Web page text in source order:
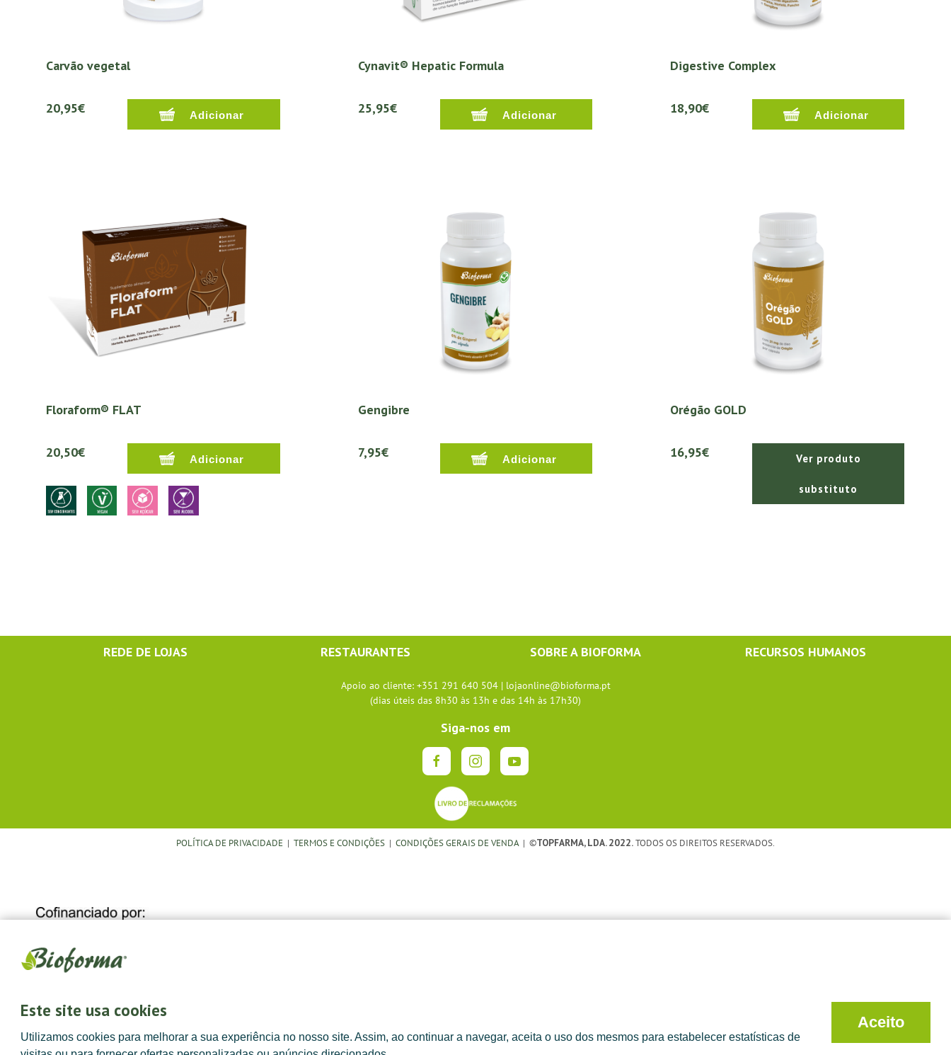
Este site usa cookies
Utilizamos cookies para melhorar a sua experiência no nosso site. Assim, ao continuar a navegar, aceita o uso dos mesmos para estabelecer estatísticas de
Aceito
Carvão vegetal
20,95€
Cynavit® Hepatic Formula
25,95€
Digestive Complex
18,90€
Floraform® FLAT
20,50€
Gengibre
7,95€
Orégão GOLD
16,95€ Ver produto
substituto
REDE DE LOJAS RESTAURANTES SOBRE A BIOFORMA RECURSOS HUMANOS
Apoio ao cliente: +351 291 640 504 | lojaonline@bioforma.pt
(dias úteis das 8h30 às 13h e das 14h às 17h30)
Siga-nos em
POLÍTICA DE PRIVACIDADE | TERMOS E CONDIÇÕES | CONDIÇÕES GERAIS DE VENDA | ©TOPFARMA, LDA. 2022.TODOS OS DIREITOS RESERVADOS.